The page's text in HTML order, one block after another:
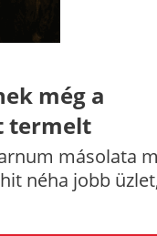
még a
termelt
másolata
néha jobb